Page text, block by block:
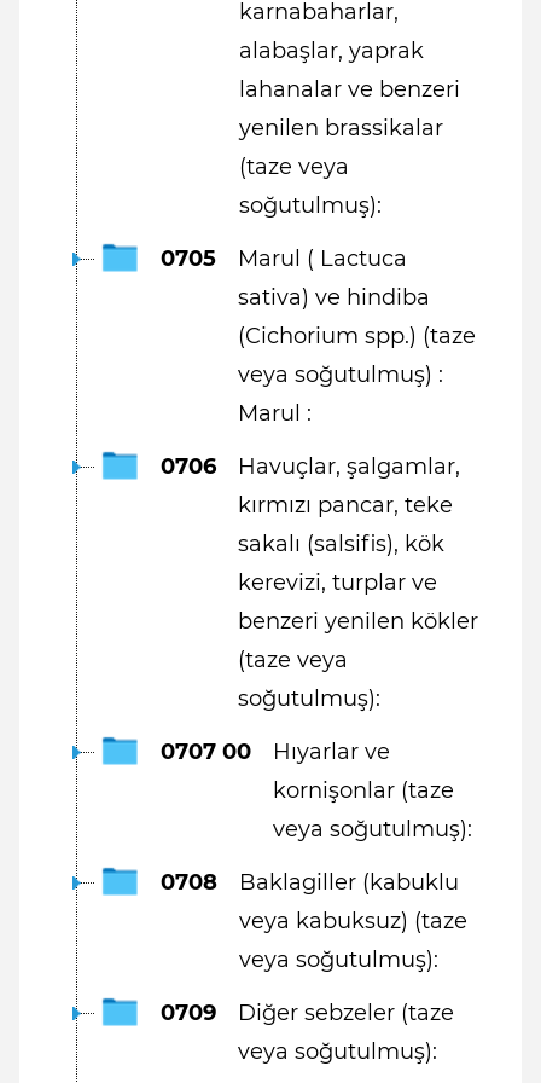
karnabaharlar,
alabaşlar, yaprak
lahanalar ve benzeri
yenilen brassikalar
(taze veya
soğutulmuş):
0705
Marul ( Lactuca
sativa) ve hindiba
(Cichorium spp.) (taze
veya soğutulmuş) :
Marul :
0706
Havuçlar, şalgamlar,
kırmızı pancar, teke
sakalı (salsifis), kök
kerevizi, turplar ve
benzeri yenilen kökler
(taze veya
soğutulmuş):
0707 00
Hıyarlar ve
kornişonlar (taze
veya soğutulmuş):
0708
Baklagiller (kabuklu
veya kabuksuz) (taze
veya soğutulmuş):
0709
Diğer sebzeler (taze
veya soğutulmuş):